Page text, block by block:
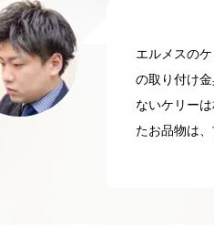
エルメスの
の取り付け
ないケリー
たお品物は